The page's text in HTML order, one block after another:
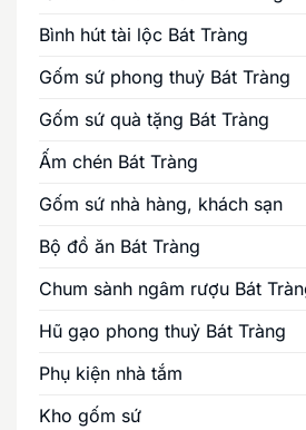
Bình hút tài lộc Bát Tràng
Gốm sứ phong thuỷ Bát Tràng
Gốm sứ quà tặng Bát Tràng
Ấm chén Bát Tràng
Gốm sứ nhà hàng, khách sạn
Bộ đồ ăn Bát Tràng
Chum sành ngâm rượu Bát
Hũ gạo phong thuỷ Bát Tràng
Phụ kiện nhà tắm
Kho gốm sứ